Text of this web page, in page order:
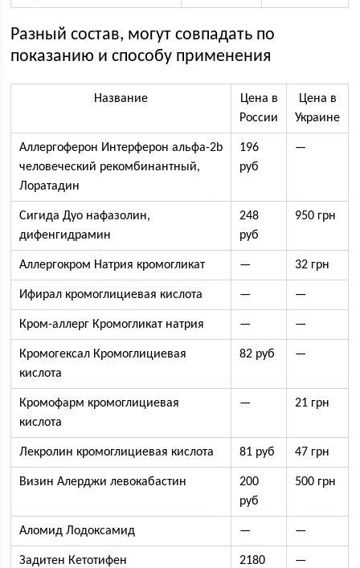
Разный состав, могут совпадать по
показанию и способу применения
Название
Цена в
России
Цена в
Украине
Аллергоферон Интерферон альфа-2b
человеческий рекомбинантный,
Лоратадин
196
руб
—
Сигида Дуо нафазолин,
дифенгидрамин
248
руб
950 грн
Аллергокром Натрия кромогликат — 32 грн
Ифирал кромоглициевая кислота — —
Кром-аллерг Кромогликат натрия — —
Кромогексал Кромоглициевая
кислота
82 руб —
Кромофарм кромоглициевая
кислота
— 21 грн
Лекролин кромоглициевая кислота 81 руб 47 грн
Визин Алерджи левокабастин
200
руб
500 грн
Аломид Лодоксамид — —
Задитен Кетотифен
2180
—